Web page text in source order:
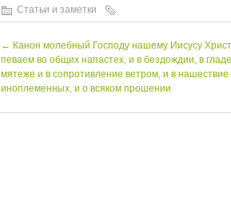
Статьи и заметки
← Канон молебный Господу нашему Иисусу
певаем во общих напастех, и в бездождии, в
мятеже и в сопротивление ветром, и в нашествие
иноплеменных, и о всяком прошении